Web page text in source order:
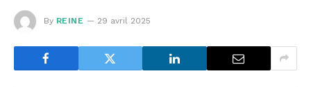
By REINE 29 avril 2025